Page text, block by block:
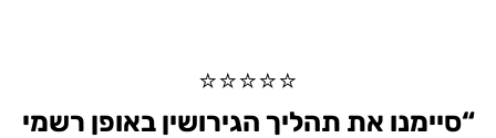
⭐⭐⭐⭐⭐
“סיימנו את תהליך הגירושין באופן רשמי